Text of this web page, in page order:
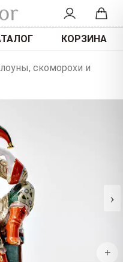
КОРЗИНА
скоморохи и
›
+